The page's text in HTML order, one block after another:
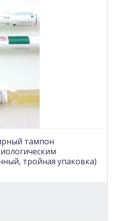
тампон
тройная упаковка)